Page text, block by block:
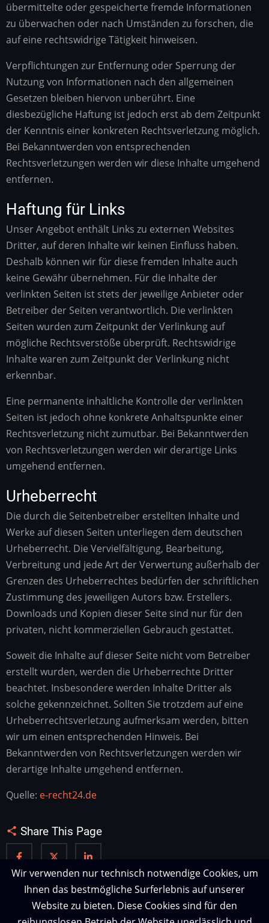
übermittelte oder gespeicherte fremde Informationen
zu überwachen oder nach Umständen zu forschen, die
auf eine rechtswidrige Tätigkeit hinweisen.
Verpflichtungen zur Entfernung oder Sperrung der
Nutzung von Informationen nach den allgemeinen
Gesetzen bleiben hiervon unberührt. Eine
diesbezügliche Haftung ist jedoch erst ab dem Zeitpunkt
der Kenntnis einer konkreten Rechtsverletzung möglich.
Bei Bekanntwerden von entsprechenden
Rechtsverletzungen werden wir diese Inhalte umgehend
entfernen.
Haftung für Links
Unser Angebot enthält Links zu externen Websites
Dritter, auf deren Inhalte wir keinen Einfluss haben.
Deshalb können wir für diese fremden Inhalte auch
keine Gewähr übernehmen. Für die Inhalte der
verlinkten Seiten ist stets der jeweilige Anbieter oder
Betreiber der Seiten verantwortlich. Die verlinkten
Seiten wurden zum Zeitpunkt der Verlinkung auf
mögliche Rechtsverstöße überprüft. Rechtswidrige
Inhalte waren zum Zeitpunkt der Verlinkung nicht
erkennbar.
Eine permanente inhaltliche Kontrolle der verlinkten
Seiten ist jedoch ohne konkrete Anhaltspunkte einer
Rechtsverletzung nicht zumutbar. Bei Bekanntwerden
von Rechtsverletzungen werden wir derartige Links
umgehend entfernen.
Urheberrecht
Die durch die Seitenbetreiber erstellten Inhalte und
Werke auf diesen Seiten unterliegen dem deutschen
Urheberrecht. Die Vervielfältigung, Bearbeitung,
Verbreitung und jede Art der Verwertung außerhalb der
Grenzen des Urheberrechtes bedürfen der schriftlichen
Zustimmung des jeweiligen Autors bzw. Erstellers.
Downloads und Kopien dieser Seite sind nur für den
privaten, nicht kommerziellen Gebrauch gestattet.
Soweit die Inhalte auf dieser Seite nicht vom Betreiber
erstellt wurden, werden die Urheberrechte Dritter
beachtet. Insbesondere werden Inhalte Dritter als
solche gekennzeichnet. Sollten Sie trotzdem auf eine
Urheberrechtsverletzung aufmerksam werden, bitten
wir um einen entsprechenden Hinweis. Bei
Bekanntwerden von Rechtsverletzungen werden wir
derartige Inhalte umgehend entfernen.
Quelle: e-recht24.de
Share This Page
Wir verwenden nur technisch notwendige Cookies, um
Ihnen das bestmögliche Surferlebnis auf unserer
Website zu bieten. Diese Cookies sind für den